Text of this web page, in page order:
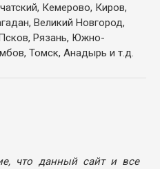
Кемерово, Киров,
Великий Новгород,
Рязань, Южно-
Томск, Анадырь и т.д.
что данный сайт и все